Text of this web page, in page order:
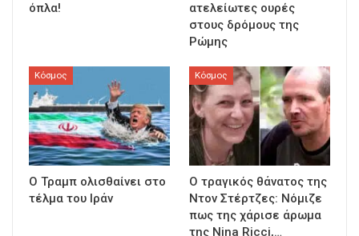
όπλα!
ατελείωτες ουρές
στους δρόμους της
Ρώμης
Κόσμος
Ο Τραμπ ολισθαίνει στο
τέλμα του Ιράν
Κόσμος
Ο τραγικός θάνατος της
Ντον Στέρτζες: Νόμιζε
πως της χάρισε άρωμα
της Nina Ricci,…